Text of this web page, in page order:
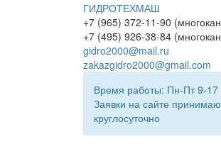
ГИДРОТЕХМАШ
+7 (965) 372-11-90
+7 (495) 926-38-84
gidro2000@mail.ru
zakazgidro2000@gmail.com
Время работы: Пн-Пт 9-17
Заявки на сайте
круглосуточно